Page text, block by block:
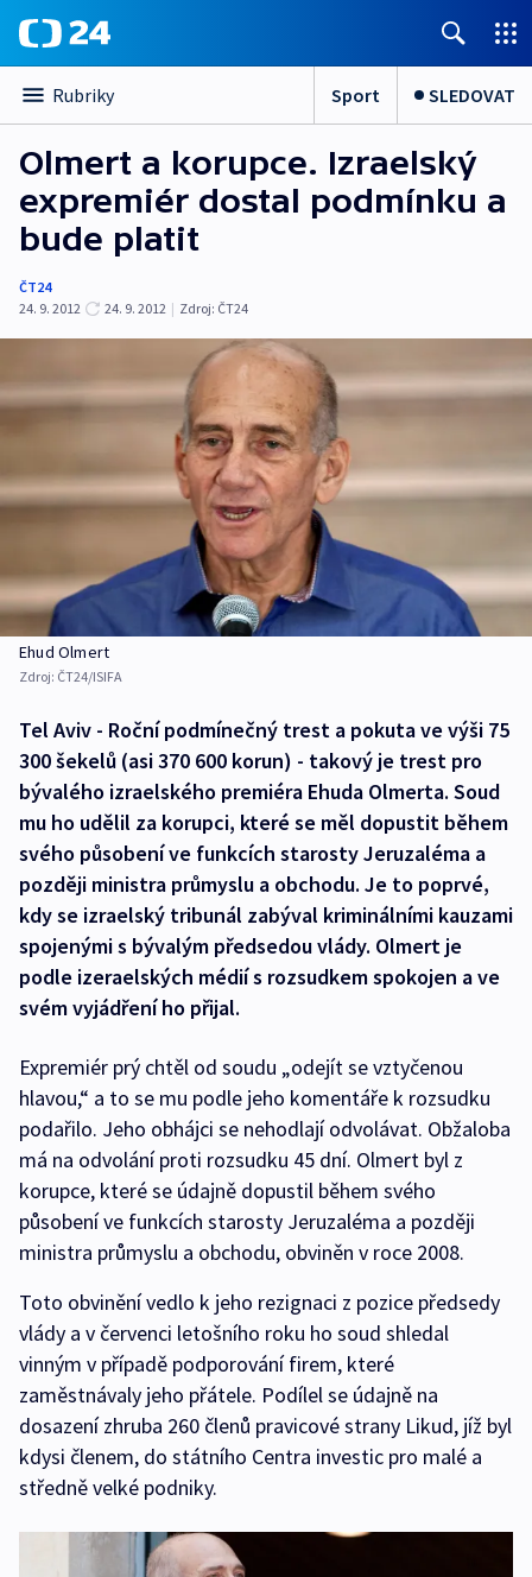
Rubriky Sport SLEDOVAT
Olmert a korupce. Izraelský
expremiér dostal podmínku a
bude platit
ČT24
24. 9. 2012
24. 9. 2012 | Zdroj: ČT24
Ehud Olmert
Zdroj: ČT24/ISIFA
Tel Aviv - Roční podmínečný trest a pokuta ve výši 75
300 šekelů (asi 370 600 korun) - takový je trest pro
bývalého izraelského premiéra Ehuda Olmerta. Soud
mu ho udělil za korupci, které se měl dopustit během
svého působení ve funkcích starosty Jeruzaléma a
později ministra průmyslu a obchodu. Je to poprvé,
kdy se izraelský tribunál zabýval kriminálními kauzami
spojenými s bývalým předsedou vlády. Olmert je
podle izeraelských médií s rozsudkem spokojen a ve
svém vyjádření ho přijal.
Expremiér prý chtěl od soudu „odejít se vztyčenou
hlavou,“ a to se mu podle jeho komentáře k rozsudku
podařilo. Jeho obhájci se nehodlají odvolávat. Obžaloba
má na odvolání proti rozsudku 45 dní. Olmert byl z
korupce, které se údajně dopustil během svého
působení ve funkcích starosty Jeruzaléma a později
ministra průmyslu a obchodu, obviněn v roce 2008.
Toto obvinění vedlo k jeho rezignaci z pozice předsedy
vlády a v červenci letošního roku ho soud shledal
vinným v případě podporování firem, které
zaměstnávaly jeho přátele. Podílel se údajně na
dosazení zhruba 260 členů pravicové strany Likud, jíž byl
kdysi členem, do státního Centra investic pro malé a
středně velké podniky.